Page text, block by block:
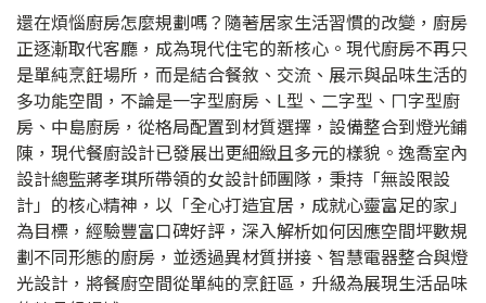
還在煩惱廚房怎麼規劃嗎？隨著居家生活習慣的改變，廚房
正逐漸取代客廳，成為現代住宅的新核心。現代廚房不再只
是單純烹飪場所，而是結合餐敘、交流、展示與品味生活的
多功能空間，不論是一字型廚房、L型、二字型、ㄇ字型廚
房、中島廚房，從格局配置到材質選擇，設備整合到燈光鋪
陳，現代餐廚設計已發展出更細緻且多元的樣貌。逸喬室內
設計總監蔣孝琪所帶領的女設計師團隊，秉持「無設限設
計」的核心精神，以「全心打造宜居，成就心靈富足的家」
為目標，經驗豐富口碑好評，深入解析如何因應空間坪數規
劃不同形態的廚房，並透過異材質拼接、智慧電器整合與燈
光設計，將餐廚空間從單純的烹飪區，升級為展現生活品味